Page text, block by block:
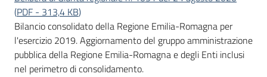
(PDF - 313,4 KB)
Bilancio consolidato della Regione Emilia-Romagna per
l'esercizio 2019. Aggiornamento del gruppo amministrazione
pubblica della Regione Emilia-Romagna e degli Enti inclusi
nel perimetro di consolidamento.